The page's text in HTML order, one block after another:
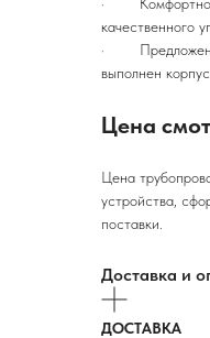
качественного
· Предложение
выполнен
Цена
Цена
устройства,
поставки.
Доставка и
ДОСТАВКА